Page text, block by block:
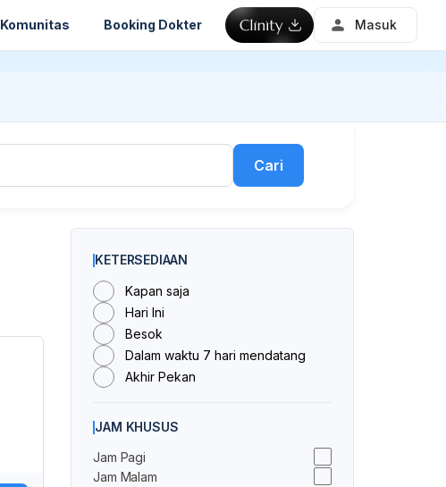
Komunitas Booking Dokter Masuk
Cari
KETERSEDIAAN
Kapan saja
Hari Ini
Besok
Dalam waktu 7 hari mendatang
Akhir Pekan
JAM KHUSUS
Jam Pagi
Jam Malam